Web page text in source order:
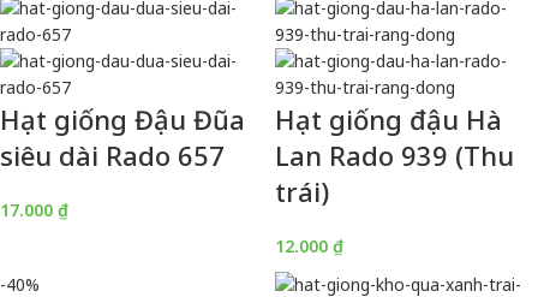
Hạt giống Đậu Đũa
siêu dài Rado 657
17.000 ₫
Hạt giống đậu Hà
Lan Rado 939 (Thu
trái)
12.000 ₫
-40%